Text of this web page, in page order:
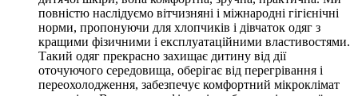
повністю наслідуємо вітчизняні і міжнародні гігієнічні
норми, пропонуючи для хлопчиків і дівчаток одяг з
кращими фізичними і експлуатаційними властивостями.
Такий одяг прекрасно захищає дитину від дії
оточуючого середовища, оберігає від перегрівання і
переохолодження, забезпечує комфортний мікроклімат